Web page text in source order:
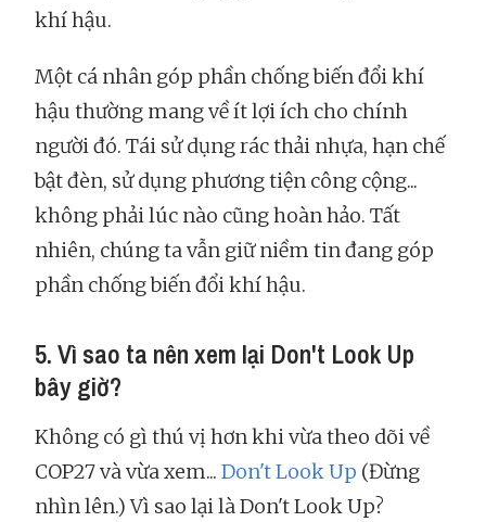
khí hậu.
Một cá nhân góp phần chống biến đổi khí
hậu thường mang về ít lợi ích cho chính
người đó. Tái sử dụng rác thải nhựa, hạn chế
bật đèn, sử dụng phương tiện công cộng...
không phải lúc nào cũng hoàn hảo. Tất
nhiên, chúng ta vẫn giữ niềm tin đang góp
phần chống biến đổi khí hậu.
5. Vì sao ta nên xem lại Don't Look Up
bây giờ?
Không có gì thú vị hơn khi vừa theo dõi về
COP27 và vừa xem... Don't Look Up (Đừng
nhìn lên.) Vì sao lại là Don't Look Up?